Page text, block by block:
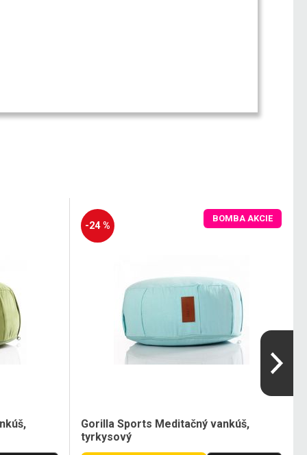
-24 %
BOMBA AKCIE
Gorilla Sports Meditačný vankúš,
tyrkysový